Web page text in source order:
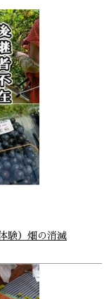
験）畑の消滅